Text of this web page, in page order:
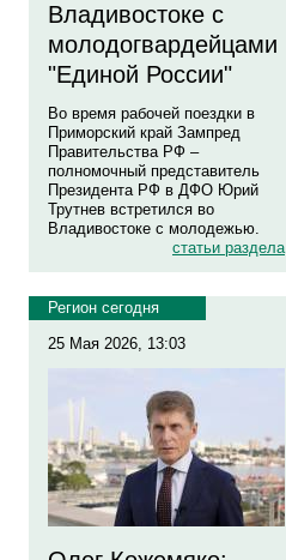
Владивостоке с
молодогвардейцами
"Единой России"
Во время рабочей поездки в
Приморский край Зампред
Правительства РФ –
полномочный представитель
Президента РФ в ДФО Юрий
Трутнев встретился во
Владивостоке с молодежью.
статьи раздела
Регион сегодня
25 Мая 2026, 13:03